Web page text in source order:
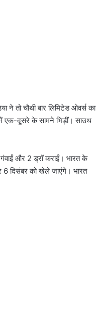
तो चौथी बार लिमिटेड ओवर्स का
एक-दूसरे के सामने भिड़ीं। साउथ
और 2 ड्रॉ कराईं। भारत के
दिसंबर को खेले जाएंगे। भारत